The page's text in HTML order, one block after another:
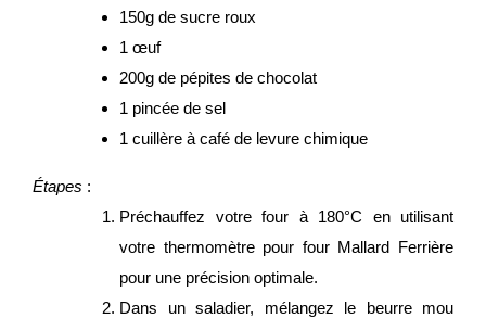
150g de sucre roux
1 œuf
200g de pépites de chocolat
1 pincée de sel
1 cuillère à café de levure chimique
Étapes :
Préchauffez votre four à 180°C en utilisant
votre thermomètre pour four Mallard Ferrière
pour une précision optimale.
Dans un saladier, mélangez le beurre mou